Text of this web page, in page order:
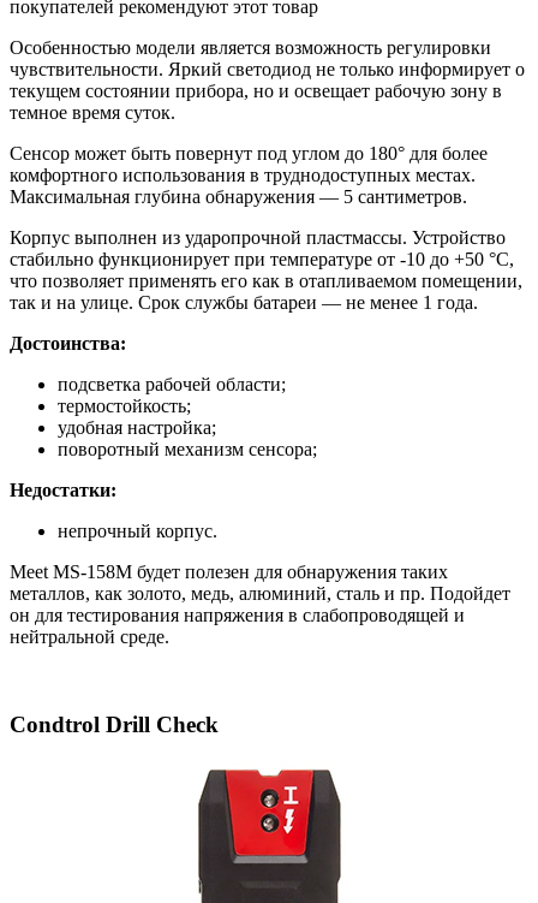
покупателей рекомендуют этот товар
Особенностью модели является возможность регулировки
чувствительности. Яркий светодиод не только информирует о
текущем состоянии прибора, но и освещает рабочую зону в
темное время суток.
Сенсор может быть повернут под углом до 180° для более
комфортного использования в труднодоступных местах.
Максимальная глубина обнаружения — 5 сантиметров.
Корпус выполнен из ударопрочной пластмассы. Устройство
стабильно функционирует при температуре от -10 до +50 °С,
что позволяет применять его как в отапливаемом помещении,
так и на улице. Срок службы батареи — не менее 1 года.
Достоинства:
подсветка рабочей области;
термостойкость;
удобная настройка;
поворотный механизм сенсора;
Недостатки:
непрочный корпус.
Meet MS-158M будет полезен для обнаружения таких
металлов, как золото, медь, алюминий, сталь и пр. Подойдет
он для тестирования напряжения в слабопроводящей и
нейтральной среде.
Condtrol Drill Check